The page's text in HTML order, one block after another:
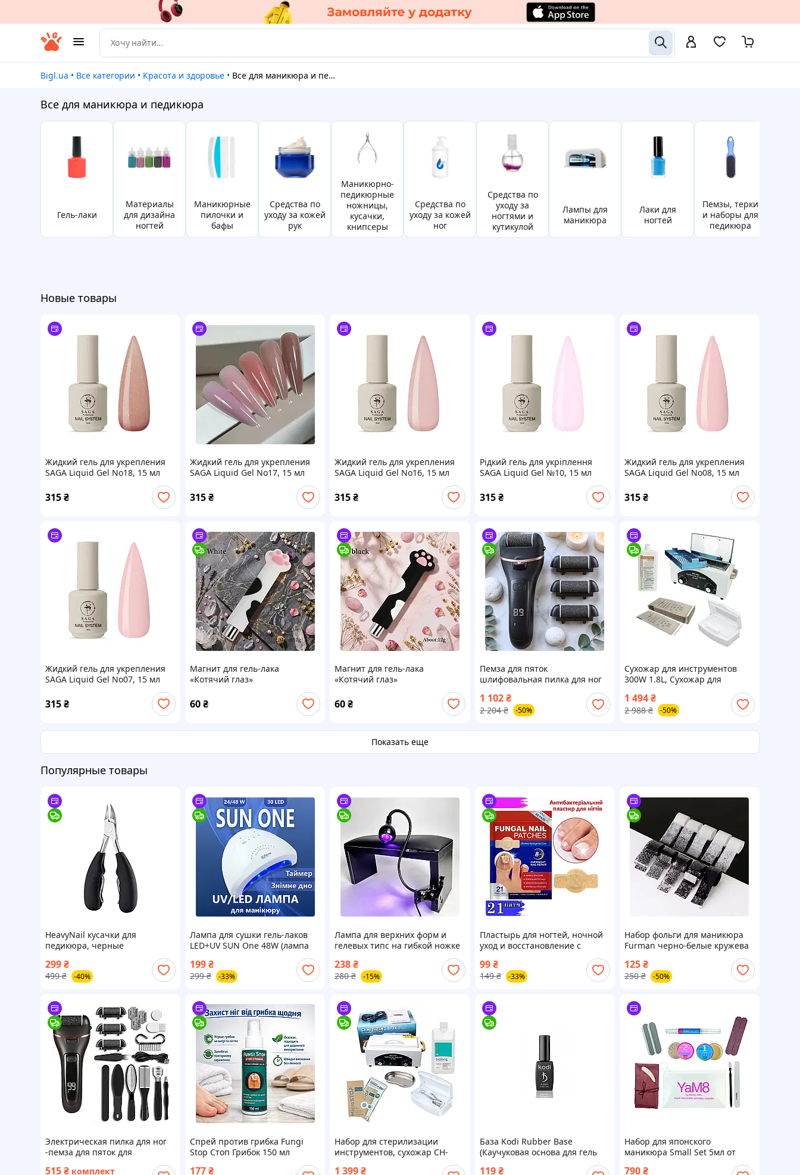
Bigl.ua • Все категории • Красота и здоровье • Все для маникюра и педикюра
Все для маникюра и педикюра
гель-лаки
материалы
для дизайна
ногтей
маникюрные
пилочки и
бафы
средства по
уходу за кожей
рук
маникюрно-
педикюрные
ножницы,
кусачки,
книпсеры
средства по
уходу за кожей
ног
средства по
уходу за
ногтями и
кутикулой
Лампы для
маникюра
лаки для
ногтей
пемзы, терки
и наборы для
педикюра
Новые товары
Жидкий гель для укрепления
SAGA Liquid Gel No18, 15 мл
315₴
Жидкий гель для укрепления
SAGA Liquid Gel No17, 15 мл
315₴
Жидкий гель для укрепления
SAGA Liquid Gel No16, 15 мл
315₴
Рідкий гель для укріплення
SAGA Liquid Gel №10, 15 мл
315 ₴
Жидкий гель для укрепления
SAGA Liquid Gel No08, 15 мл
315₴
Жидкий гель для укрепления
SAGA Liquid Gel No07, 15 мл
315₴
Магнит для гель-лака
«Котячий глаз»
кошачья лапка (12 г)
60₴
Магнит для гель-лака
«Котячий глаз»
кошачья лапка (12 г)
60₴
Пемза для пяток
шлифовальная пилка для ног
Soulima (Польша), Прибор для
чистки пяток, Пилка с
аккумулятором для педикюра,
1 102 ₴
2 204 ₴ -50%
Сухожар для инструментов
300W 1.8L, Сухожар для
маникюра профессиональный,
Сухожар для инструментов
маникюра, ITR
1 494₴
2 988 ₴ -50%
Показать еще
Популярные товары
HeavyNail кусачки для
педикюра, черные
299₴
499 ₴ -40%
Лампа для сушки гель-лаков
LED+UV SUN One 48W (лампа
для маникюра, лампа для гель
лака) AN
199₴
299 ₴ -33%
Лампа для верхних форм и
гелевых типс на гибкой ножке
с прищепкой USB, 5W, черная
238₴
280 ₴ -15%
Пластырь для ногтей, ночной
уход и восстановление с
наносеребром Fungal Nail
Repair Patches 21 патч
99 ₴
149 ₴ -33%
Набор фольги для маникюра
Furman черно-белые кружева
125₴
250 ₴ -50%
Электрическая пилка для ног
-пемза для пяток для
515₴ комплект
Спрей против грибка Fungi
Stop Стоп Грибок 150 мл
177₴
Набор для стерилизации
инструментов, сухожар CH-
1 399₴
База Kodi Rubber Base
(Каучуковая основа для гель
119 ₴
Набор для японского
маникюра Small Set 5мл от
790₴